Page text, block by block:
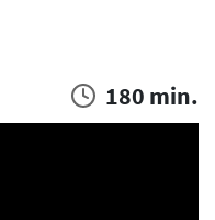
180 min.